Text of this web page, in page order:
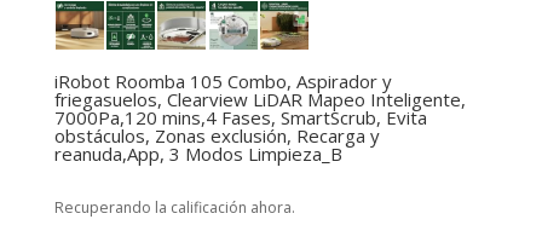
iRobot Roomba 105 Combo, Aspirador y
friegasuelos, Clearview LiDAR Mapeo Inteligente,
7000Pa,120 mins,4 Fases, SmartScrub, Evita
obstáculos, Zonas exclusión, Recarga y
reanuda,App, 3 Modos Limpieza_B
Recuperando la calificación ahora.